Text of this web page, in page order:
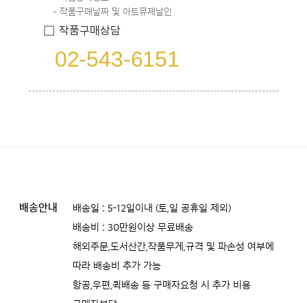
작품구매날짜 및 아트뮤제날인
작품구매상담
02-543-6151
배송안내
배송일 : 5-12일이내 (토,일 공휴일 제외)
배송비 : 30만원이상 무료배송
해외주문,도서산간,작품무게,규격 및 파손성 여부에
따라 배송비 추가 가능
항공,우편,퀵배송 등 구매자요청 시 추가 비용